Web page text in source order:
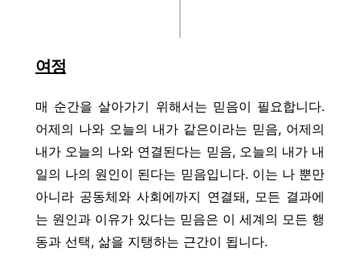
여정
매 순간을 살아가기 위해서는 믿음이 필요합니다.
어제의 나와 오늘의 내가 같은이라는 믿음, 어제의
내가 오늘의 나와 연결된다는 믿음, 오늘의 내가 내
일의 나의 원인이 된다는 믿음입니다. 이는 나 뿐만
아니라 공동체와 사회에까지 연결돼, 모든 결과에
는 원인과 이유가 있다는 믿음은 이 세계의 모든 행
동과 선택, 삶을 지탱하는 근간이 됩니다.